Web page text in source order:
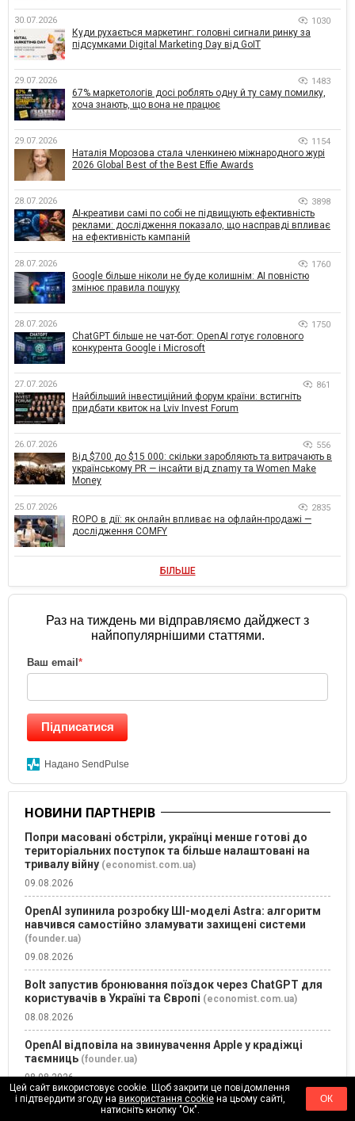
30.07.2026 1030
Куди рухається маркетинг: головні сигнали ринку за
підсумками Digital Marketing Day від GoIT
29.07.2026 1483
67% маркетологів досі роблять одну й ту саму помилку,
хоча знають, що вона не працює
29.07.2026 1154
Наталія Морозова стала членкинею міжнародного журі
2026 Global Best of the Best Effie Awards
28.07.2026 3898
AI-креативи самі по собі не підвищують ефективність
реклами: дослідження показало, що насправді впливає
на ефективність кампаній
28.07.2026 1760
Google більше ніколи не буде колишнім: AI повністю
змінює правила пошуку
28.07.2026 1750
ChatGPT більше не чат-бот: OpenAI готує головного
конкурента Google і Microsoft
27.07.2026 861
Найбільший інвестиційний форум країни: встигніть
придбати квиток на Lviv Invest Forum
26.07.2026 556
Від $700 до $15 000: скільки заробляють та витрачають в
українському PR — інсайти від znamy та Women Make
Money
25.07.2026 2835
ROPO в дії: як онлайн впливає на офлайн-продажі —
дослідження COMFY
БІЛЬШЕ
Раз на тиждень ми відправляємо дайджест з
найпопулярнішими статтями.
Ваш email *
Підписатися
Надано SendPulse
НОВИНИ ПАРТНЕРІВ
Попри масовані обстріли, українці менше готові до
територіальних поступок та більше налаштовані на
тривалу війну (economist.com.ua)
09.08.2026
OpenAI зупинила розробку ШІ-моделі Astra: алгоритм
навчився самостійно зламувати захищені системи
(founder.ua)
09.08.2026
Bolt запустив бронювання поїздок через ChatGPT для
користувачів в Україні та Європі (economist.com.ua)
08.08.2026
OpenAI відповіла на звинувачення Apple у крадіжці
таємниць (founder.ua)
08.08.2026
Ментальне перезавантаження: 3 практичні способи
Цей сайт використовує cookie. Щоб закрити це повідомлення
і підтвердити згоду на використання cookieна цьому сайті,
натисніть кнопку "Ок".
ОК